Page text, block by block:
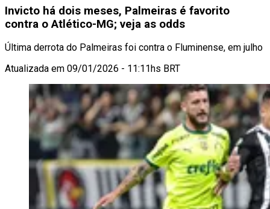
Invicto há dois meses, Palmeiras é favorito
contra o Atlético-MG; veja as odds
Última derrota do Palmeiras foi contra o Fluminense, em julho
Atualizada em 09/01/2026 - 11:11hs BRT